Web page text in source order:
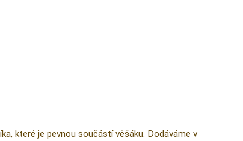
které je pevnou součástí věšáku. Dodáváme v